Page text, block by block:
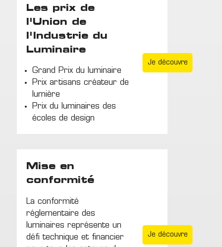
Les prix de
l'Union de
l'Industrie du
Luminaire
Grand Prix du luminaire
Prix artisans créateur de
lumière
Prix du luminaires des
écoles de design
Je découvre
Mise en
conformité
La conformité
réglementaire des
luminaires représente un
défi technique et financier
Je découvre